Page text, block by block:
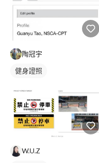
陶冠宇
健身證照
W.U.Z